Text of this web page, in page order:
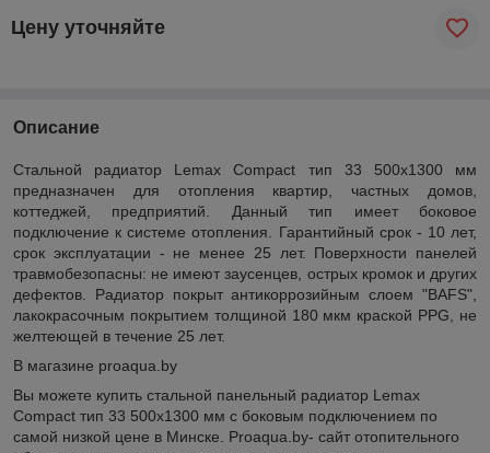
Цену уточняйте
Описание
Стальной радиатор Lemax Compact тип 33 500x1300 мм
предназначен для отопления квартир, частных домов,
коттеджей, предприятий. Данный тип имеет боковое
подключение к системе отопления. Гарантийный срок - 10 лет,
срок эксплуатации - не менее 25 лет. Поверхности панелей
травмобезопасны: не имеют заусенцев, острых кромок и других
дефектов. Радиатор покрыт антикоррозийным слоем "BAFS",
лакокрасочным покрытием толщиной 180 мкм краской PPG, не
желтеющей в течение 25 лет.
В магазине proaqua.by
Вы можете купить стальной панельный радиатор Lemax
Compact тип 33 500x1300 мм с боковым подключением по
самой низкой цене в Минске. Proaqua.by- сайт отопительного